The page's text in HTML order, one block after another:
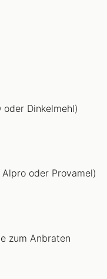
Dinkelmehl)
oder Provamel)
zum Anbraten